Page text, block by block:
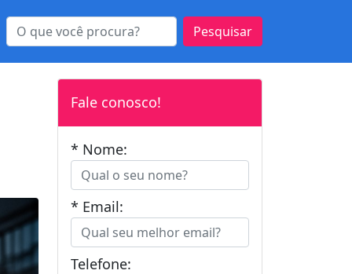
Pesquisar
Fale conosco!
* Nome:
* Email:
Telefone: